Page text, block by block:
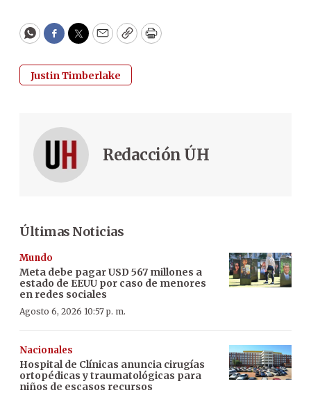
WhatsApp
Facebook
Twitter
EmailCopyPrint
Justin Timberlake
Redacción ÚH
Últimas Noticias
Mundo
Meta debe pagar USD 567 millones a
estado de EEUU por caso de menores
en redes sociales
Agosto 6, 2026 10:57 p. m.
Nacionales
Hospital de Clínicas anuncia cirugías
ortopédicas y traumatológicas para
niños de escasos recursos